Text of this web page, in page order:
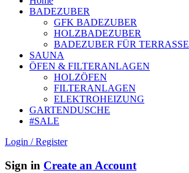
BADEZUBER
GFK BADEZUBER
HOLZBADEZUBER
BADEZUBER FÜR TERRASSE
SAUNA
ÖFEN & FILTERANLAGEN
HOLZÖFEN
FILTERANLAGEN
ELEKTROHEIZUNG
GARTENDUSCHE
#SALE
Login / Register
Sign in Create an Account